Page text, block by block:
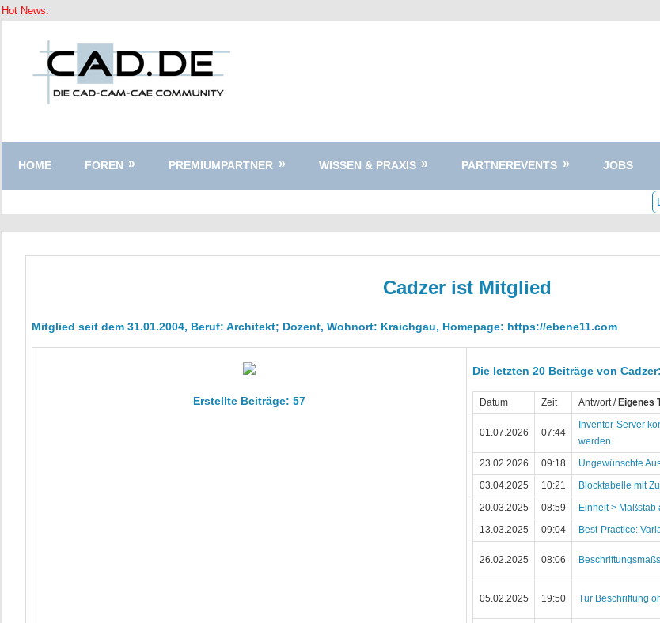
Hot News:
springen
HOME FOREN PREMIUMPARTNER WISSEN & PRAXIS PARTNEREVENTS JOBS
Cadzer ist Mitglied
Mitglied seit dem 31.01.2004, Beruf: Architekt; Dozent, Wohnort: Kraichgau, Homepage: https://ebene11.com
Erstellte Beiträge: 57
Die letzten 20 Beiträge von Cadzer:
Datum Zeit Antwort / Eigenes
01.07.2026 07:44
Inventor-Server
werden.
23.02.2026 09:18 Ungewünschte
03.04.2025
10:21 Blocktabelle mit
20.03.2025
08:59 Einheit > Maßstab
13.03.2025
09:04 Best-Practice:
26.02.2025 08:06
05.02.2025 19:50 Tür Beschriftung